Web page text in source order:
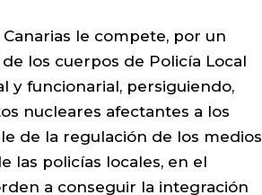
le compete, por un
los cuerpos de Policía Local
y funcionarial, persiguiendo,
nucleares afectantes a los
de la regulación de los medios
las policías locales, en el
a conseguir la integración